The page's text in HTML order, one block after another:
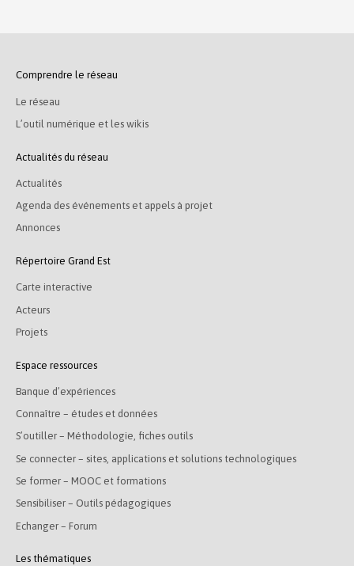
Comprendre le réseau
Le réseau
L’outil numérique et les wikis
Actualités du réseau
Actualités
Agenda des événements et appels à projet
Annonces
Répertoire Grand Est
Carte interactive
Acteurs
Projets
Espace ressources
Banque d’expériences
Connaître – études et données
S’outiller – Méthodologie, fiches outils
Se connecter – sites, applications et solutions technologiques
Se former – MOOC et formations
Sensibiliser – Outils pédagogiques
Echanger – Forum
Les thématiques